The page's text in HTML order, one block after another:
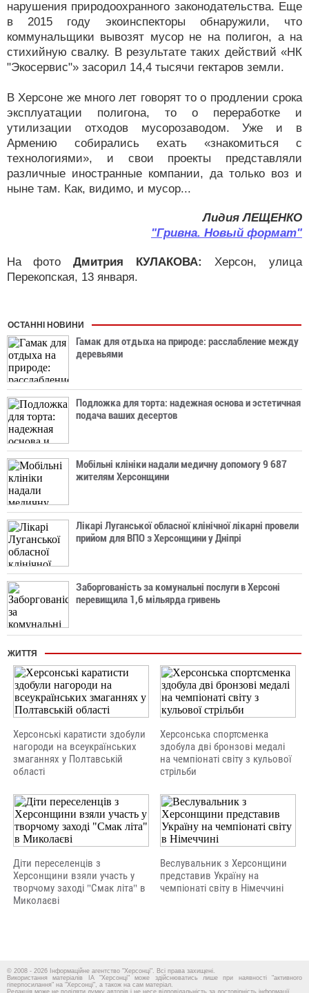
нарушения природоохранного законодательства. Еще
в 2015 году экоинспекторы обнаружили, что
коммунальщики вывозят мусор не на полигон, а на
стихийную свалку. В результате таких действий «НК
"Экосервис"» засорил 14,4 тысячи гектаров земли.
В Херсоне же много лет говорят то о продлении срока
эксплуатации полигона, то о переработке и
утилизации отходов мусорозаводом. Уже и в
Армению собирались ехать «знакомиться с
технологиями», и свои проекты представляли
различные иностранные компании, да только воз и
ныне там. Как, видимо, и мусор...
Лидия ЛЕЩЕНКО
"Гривна. Новый формат"
На фото Дмитрия КУЛАКОВА:
Херсон, улица
Перекопская, 13 января.
ОСТАННІ НОВИНИ
Гамак для отдыха на природе: расслабление между
деревьями
Подложка для торта: надежная основа и эстетичная
подача ваших десертов
Мобільні клініки надали медичну допомогу 9 687
жителям Херсонщини
Лікарі Луганської обласної клінічної лікарні провели
прийом для ВПО з Херсонщини у Дніпрі
Заборгованість за комунальні послуги в Херсоні
перевищила 1,6 мільярда гривень
ЖИТТЯ
Херсонські каратисти здобули
нагороди на всеукраїнських
змаганнях у Полтавській
області
Херсонська спортсменка
здобула дві бронзові медалі
на чемпіонаті світу з кульової
стрільби
Діти переселенців з
Херсонщини взяли участь у
творчому заході "Смак літа" в
Миколаєві
Веслувальник з Херсонщини
представив Україну на
чемпіонаті світу в Німеччині
© 2008 - 2026 Інформаційне агентство "Херсонці". Всі права захищені.
Використання матеріалів ІА "Херсонці" може здійснюватись лише при наявності "активного
гіперпосилання" на "Херсонці", а також на сам матеріал.
Редакція може не поділяти думку авторів і не несе відповідальність за достовірність інформації.